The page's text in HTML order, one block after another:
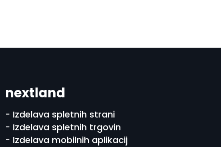
nextland
- Izdelava spletnih strani
- Izdelava spletnih trgovin
- Izdelava mobilnih aplikacij